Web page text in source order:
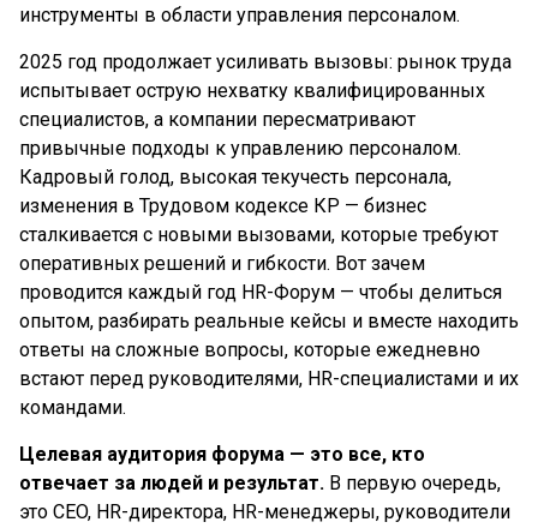
инструменты в области управления персоналом.
2025 год продолжает усиливать вызовы: рынок труда
испытывает острую нехватку квалифицированных
специалистов, а компании пересматривают
привычные подходы к управлению персоналом.
Кадровый голод, высокая текучесть персонала,
изменения в Трудовом кодексе КР — бизнес
сталкивается с новыми вызовами, которые требуют
оперативных решений и гибкости. Вот зачем
проводится каждый год HR-Форум — чтобы делиться
опытом, разбирать реальные кейсы и вместе находить
ответы на сложные вопросы, которые ежедневно
встают перед руководителями, HR-специалистами и их
командами.
Целевая аудитория форума — это все, кто
отвечает за людей и результат. В первую очередь,
это CEO, HR-директора, HR-менеджеры, руководители